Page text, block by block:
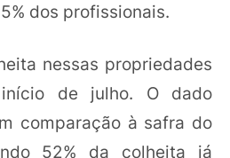
dos profissionais.
nessas propriedades
de julho. O dado
comparação à safra do
52% da colheita já